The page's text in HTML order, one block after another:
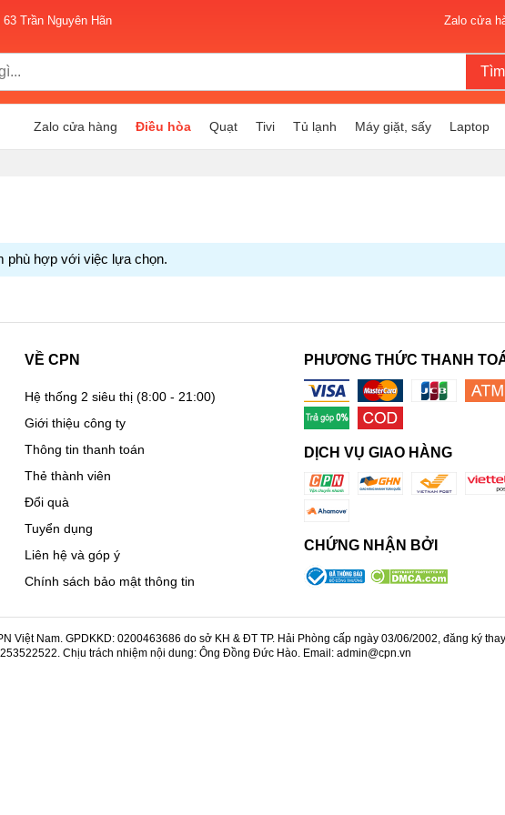
Trần Nguyên Hãn Zalo cửa
Zalo cửa hàng Điều hòa Quạt Tivi Tủ lạnh Máy giặt, sấy Laptop
phù hợp với việc lựa chọn.
VỀ CPN
Hệ thống 2 siêu thị(8:00 - 21:00)
Giới thiệu công ty
Thông tin thanh toán
Thẻ thành viên
Đổi quà
Tuyển dụng
Liên hệ và góp ý
Chính sách bảo mật thông tin
PHƯƠNG THỨC THANH
DỊCH VỤ GIAO HÀNG
CHỨNG NHẬN BỞI
Việt Nam. GPDKKD: 0200463686 do sở KH & ĐT TP. Hải Phòng cấp ngày 03/06/2002, đăng ký
Chịu trách nhiệm nội dung: Ông Đồng Đức Hào. Email: admin@cpn.vn